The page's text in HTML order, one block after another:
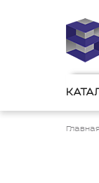
Главная